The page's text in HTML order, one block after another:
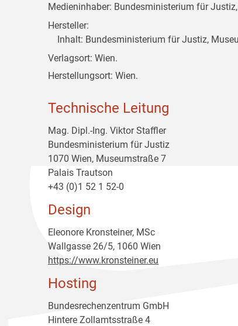
Medieninhaber: Bundesministerium für
Hersteller:
Inhalt: Bundesministerium für Justiz,
Verlagsort: Wien.
Herstellungsort: Wien.
Technische Leitung
Mag. Dipl.-Ing. Viktor Staffler
Bundesministerium für Justiz
1070 Wien, Museumstraße 7
Palais Trautson
+43 (0)1 52 1 52-0
Design
Eleonore Kronsteiner, MSc
Wallgasse 26/5, 1060 Wien
https://www.kronsteiner.eu
Hosting
Bundesrechenzentrum GmbH
Hintere Zollamtsstraße 4